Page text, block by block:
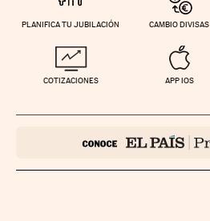
PLANIFICA TU JUBILACIÓN CAMBIO DIVISAS
COTIZACIONES APP IOS